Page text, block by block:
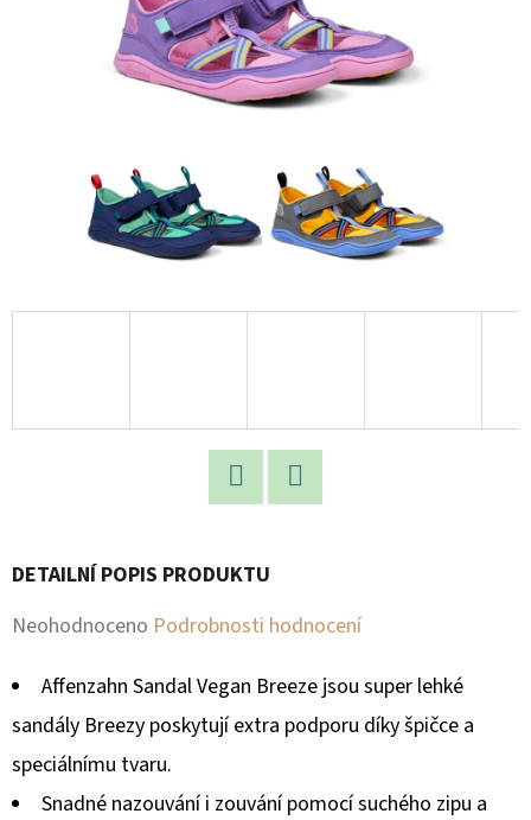
DETAILNÍ POPIS PRODUKTU
Průměrné
produktu
je
0,0
Neohodnoceno Podrobnosti hodnocení
Affenzahn Sandal Vegan Breeze jsou super lehké
sandály Breezy poskytují extra podporu díky špičce a
speciálnímu tvaru.
Snadné nazouvání i zouvání pomocí suchého zipu a
R
Č
J
E
M
E